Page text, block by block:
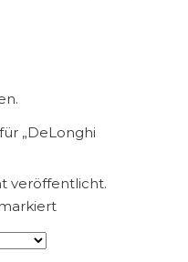
„DeLonghi
veröffentlicht.